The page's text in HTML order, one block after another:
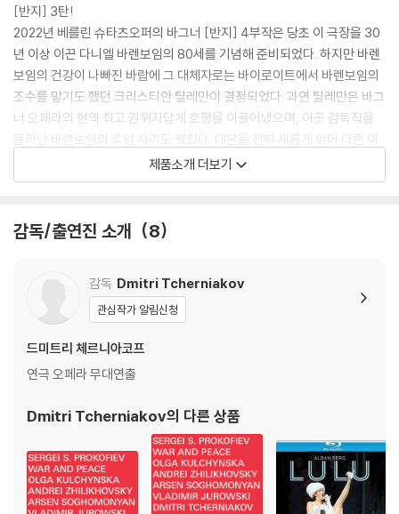
[반지] 3탄!
2022년 베를린 슈타츠오퍼의 바그너 [반지] 4부작은 당초 이 극장을 30
년 이상 이끈 다니엘 바렌보임의 80세를 기념해 준비되었다. 하지만 바렌
보임의 건강이 나빠진 바람에 그 대체자로는 바이로이트에서 바렌보임의
조수를 맡기도 했던 크리스티안 틸레만이 결정되었다. 과연 틸레만은 바그
너 오페라의 현역 최고 권위자답게 호평을 이끌어냈으며, 이곳 감독직을
물러난 바렌보임의 후임 자리도 꿰찼다. 대본을 전혀 새롭게 읽어 다른 이
야기처럼 재창조하는 드미트리 체르냐코프의 연출은 [라인의 황금], [발
퀴레]와 마찬가지로 전체를 인간 대상의 실험실로 해석했으며, 그 보스는
캐스팅되어 브륀힐데 역의 안냐 캄페와 함께 현역 최강의 바그너 커플을
다. [지크프리트]는 그중 세 번째 작품이다. 줄거리를 요약하면 다음과 같
다. 난쟁이 악당 알베리히의 동생인 대장장이 미메는 황금을 차지할 생각
크프리트를 거두어 기른다. 지크프리트는 부친의 부러진 보검 노퉁을 직접
녹여 새 칼을 만든다. 이제 지크프리트는 용으로 변신한 파프너를 찾아가
노퉁으로 죽여 버린다. 음흉한 미메도 죽이고 한동안 파프너가 차지했던
반지와 투구, 황금은 이제 지크프리트의 것이 된다. 그 과정에서 용의 피를
뒤집어쓰고 불사의 몸도 되었다. 두려울 것이 없는 영웅 지크프리트는 새
제품소개 더보기
감독/출연진 소개 8
감독 Dmitri Tcherniakov
관심작가 알림신청
드미트리 체르니아코프
연극 오페라 무대연출
Dmitri Tcherniakov의 다른 상품